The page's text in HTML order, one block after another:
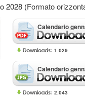
2028 (Formato
Calendario
1.029
Calendario
2.043